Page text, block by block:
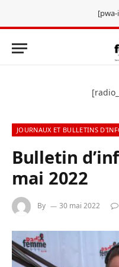
JOURNAUX ET BULLETINS
Bulletin
mai 2022
By 30 mai 2022